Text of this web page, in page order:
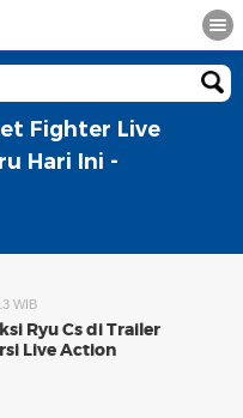
Fighter Live
Hari Ini -
WIB
Ryu Cs di Trailer
Live Action